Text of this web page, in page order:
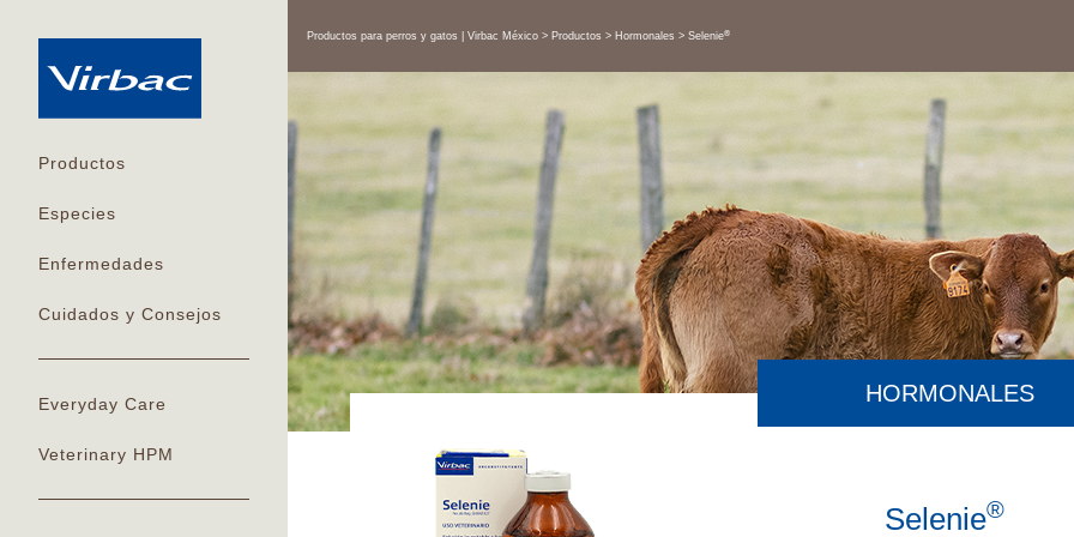
Productos
Especies
Enfermedades
Cuidados y Consejos
Everyday Care
Veterinary HPM
Productos para perros y gatos | Virbac México Productos Hormonales Selenie®
HORMONALES
Selenie®